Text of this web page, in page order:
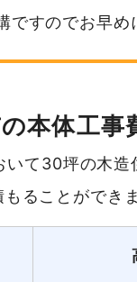
ですのでお早め
本体工事
いて30坪の木
ることができま